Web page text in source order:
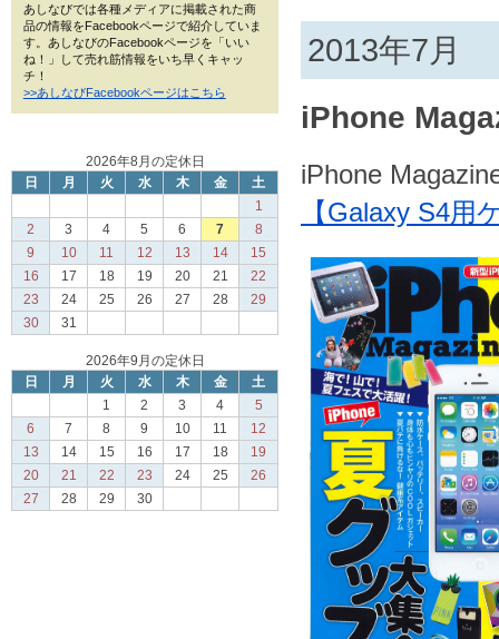
あしなびでは各種メディアに掲載された商
品の情報をFacebookページで紹介していま
す。あしなびのFacebookページを「いい
ね！」して売れ筋情報をいち早くキャッ
チ！
>>あしなびFacebookページはこちら
2026年8月の定休日
日
月 火 水 木 金
土
1
2
3 4 5 6 7
8
9
10 11 12 13 14
15
16
17 18 19 20 21
22
23
24 25 26 27 28
29
30
31
2026年9月の定休日
日
月 火 水 木 金
土
1
2 3 4
5
6
7 8 9 10 11
12
13
14 15 16 17 18
19
20
21 22 23 24 25
26
27
28 29 30
2013年7月
iPhone
iPhone
【Galaxy S4